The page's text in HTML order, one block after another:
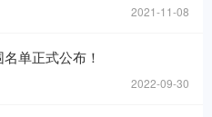
2021-11-08
单正式公布！
2022-09-30